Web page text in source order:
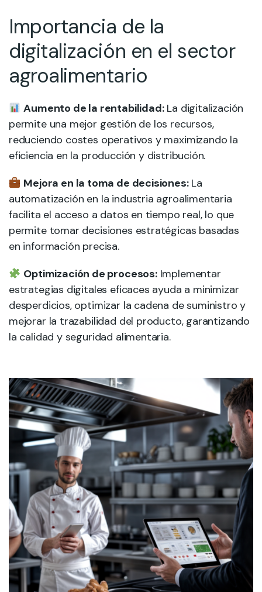
Importancia de la
digitalización en el sector
agroalimentario
Aumento de la rentabilidad:La digitalización
permite una mejor gestión de los recursos,
reduciendo costes operativos y maximizando la
eficiencia en la producción y distribución.
Mejora en la toma de decisiones:La
automatización en la industria agroalimentaria
facilita el acceso a datos en tiempo real, lo que
permite tomar decisiones estratégicas basadas
en información precisa.
Optimización de procesos:Implementar
estrategias digitales eficaces ayuda a minimizar
desperdicios, optimizar la cadena de suministro y
mejorar la trazabilidad del producto, garantizando
la calidad y seguridad alimentaria.